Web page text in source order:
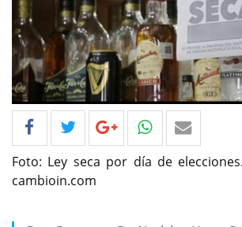
Foto: Ley seca por día de
cambioin.com